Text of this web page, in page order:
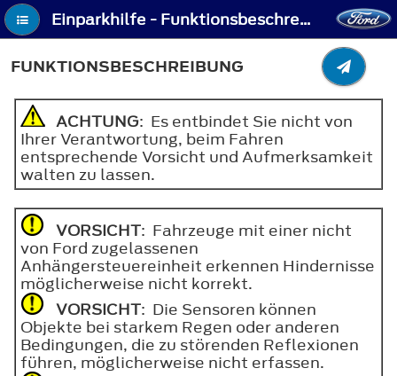
Einparkhilfe - Funktionsbeschreibung
FUNKTIONSBESCHREIBUNG
ACHTUNG: Es entbindet Sie nicht von
Ihrer Verantwortung, beim Fahren
entsprechende Vorsicht und Aufmerksamkeit
walten zu lassen.
VORSICHT: Fahrzeuge mit einer nicht
von Ford zugelassenen
Anhängersteuereinheit erkennen Hindernisse
möglicherweise nicht korrekt.
VORSICHT: Die Sensoren können
Objekte bei starkem Regen oder anderen
Bedingungen, die zu störenden Reflexionen
führen, möglicherweise nicht erfassen.